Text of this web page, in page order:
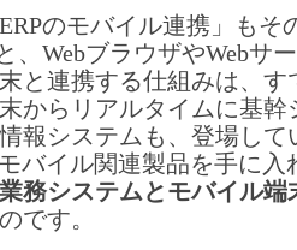
のモバイル連携」もそ
、WebブラウザやWebサ
と連携する仕組みは、す
からリアルタイムに基幹
報システムも、登場して
バイル関連製品を手に入
業務システムとモバイル端
のです。